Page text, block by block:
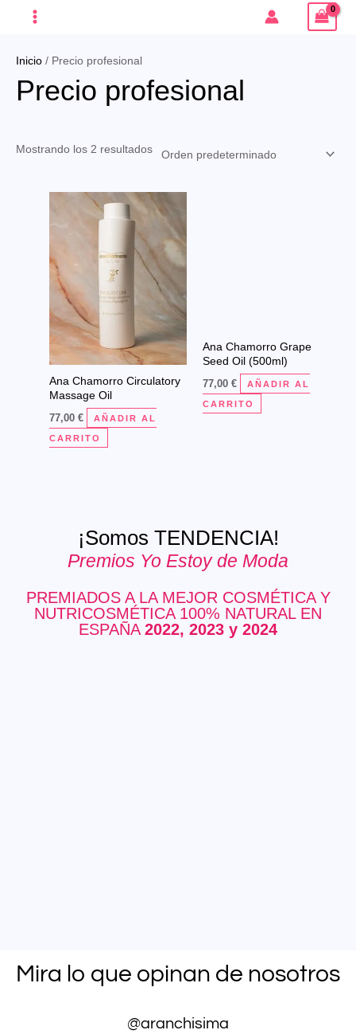
MAIN
Inicio / Precio profesional
Precio profesional
Mostrando los 2 resultados
Ana Chamorro Circulatory
Massage Oil
77,00 € AÑADIR AL
CARRITO
Ana Chamorro Grape
Seed Oil (500ml)
77,00 € AÑADIR AL
CARRITO
¡Somos TENDENCIA!
Premios Yo Estoy de Moda
PREMIADOS A LA MEJOR COSMÉTICA Y
NUTRICOSMÉTICA 100% NATURAL EN
ESPAÑA 2022, 2023 y 2024
Mira lo que opinan de nosotros
@aranchisima